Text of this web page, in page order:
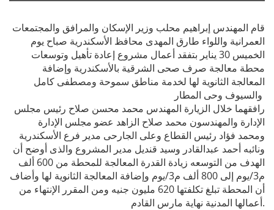
قام المهندس إبراهيم محلب وزير الإسكان والمرافق والمجتمعات
العمرانية واللواء طارق المهدى محافظ الأسكندرية صباح يوم
الخميس 30 يناير بتفقد أعمال مشروع إعادة تأهيل وتوسعات
محطة معالجة صرف صحى الشرقية بالأسكندرية وإضافة
المعالجة الثانوية لها لخدمة مناطق سموحة ومصطفى كامل
رافقهما خلال الزيارة المهندس محمد محسن صلاح رئيس مجلس
الإدارة والمهندسون محمد صلاح الزاهد عضو مجلس الإدارة
ومحمد فؤاد رئيس القطاع وعلى الجارحى مدير فرع الأسكندرية
ونائبه أحمد عبدالقادر وسيد قنديل مدير المشروع والذى أوضح أن
الهدف من التوسعه زيادة القدرة المعالجة للمحطة من 600 ألف
م3/يوم إلى 800 ألف م3/يوم وإضافة المعالجة الثانوية لها وأضاف
أن المحطة تبلغ تكلفتها 620 مليون جنيه ومن المقرر الإنتهاء من
أعمالها المدنية نهاية مارس القادم.